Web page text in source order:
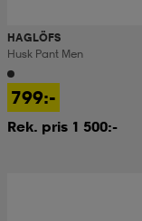
HAGLÖFS
Husk Pant Men
799:-
Rek. pris 1 500:-